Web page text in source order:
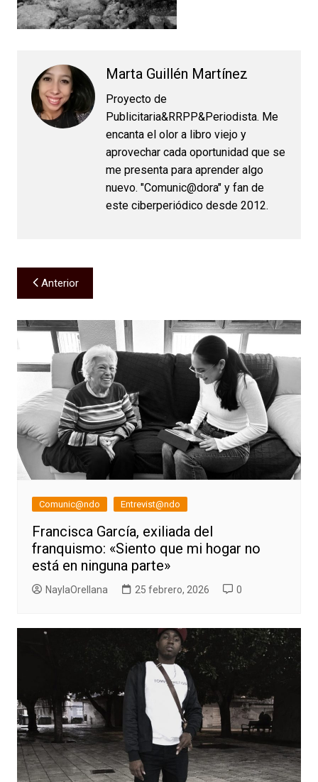
Marta Guillén Martínez
Proyecto de
Publicitaria&RRPP&Periodista. Me
encanta el olor a libro viejo y
aprovechar cada oportunidad que se
me presenta para aprender algo
nuevo. "Comunic@dora" y fan de
este ciberperiódico desde 2012.
Navegación
de
entradas
Anterior
Comunic@ndo Entrevist@ndo
Francisca García, exiliada del
franquismo: «Siento que mi hogar no
está en ninguna parte»
NaylaOrellana 25 febrero, 2026 0